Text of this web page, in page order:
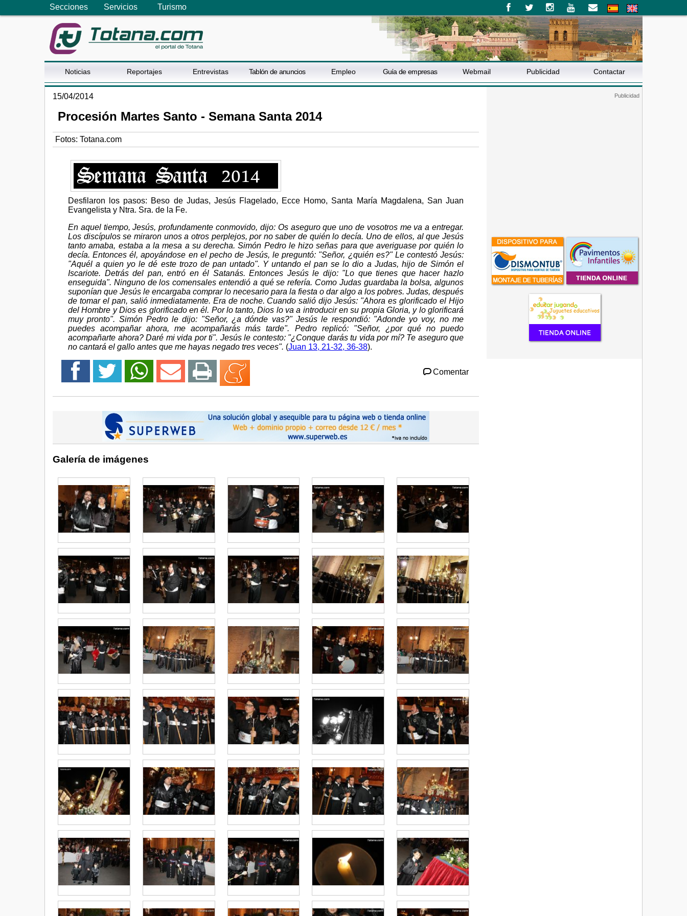
Secciones Servicios Turismo
Noticias Reportajes Entrevistas Tablón de anuncios Empleo Guía de empresas Webmail Publicidad Contactar
15/04/2014
Procesión Martes Santo - Semana Santa 2014
Fotos: Totana.com
Comentar
Desfilaron los pasos: Beso de Judas, Jesús Flagelado, Ecce Homo, Santa María Magdalena, San Juan
Evangelista y Ntra. Sra. de la Fe.
En aquel tiempo, Jesús, profundamente conmovido, dijo: Os aseguro que uno de vosotros me va a entregar.
Los discípulos se miraron unos a otros perplejos, por no saber de quién lo decía. Uno de ellos, al que Jesús
tanto amaba, estaba a la mesa a su derecha. Simón Pedro le hizo señas para que averiguase por quién lo
decía. Entonces él, apoyándose en el pecho de Jesús, le preguntó: "Señor, ¿quién es?" Le contestó Jesús:
"Aquél a quien yo le dé este trozo de pan untado". Y untando el pan se lo dio a Judas, hijo de Simón el
Iscariote. Detrás del pan, entró en él Satanás. Entonces Jesús le dijo: "Lo que tienes que hacer hazlo
enseguida". Ninguno de los comensales entendió a qué se refería. Como Judas guardaba la bolsa, algunos
suponían que Jesús le encargaba comprar lo necesario para la fiesta o dar algo a los pobres. Judas, después
de tomar el pan, salió inmediatamente. Era de noche. Cuando salió dijo Jesús: "Ahora es glorificado el Hijo
del Hombre y Dios es glorificado en él. Por lo tanto, Dios lo va a introducir en su propia Gloria, y lo glorificará
muy pronto". Simón Pedro le dijo: "Señor, ¿a dónde vas?" Jesús le respondió: "Adonde yo voy, no me
puedes acompañar ahora, me acompañarás más tarde". Pedro replicó: "Señor, ¿por qué no puedo
acompañarte ahora? Daré mi vida por ti". Jesús le contesto: "¿Conque darás tu vida por mí? Te aseguro que
no cantará el gallo antes que me hayas negado tres veces". (Juan 13, 21-32, 36-38).
Galería de imágenes